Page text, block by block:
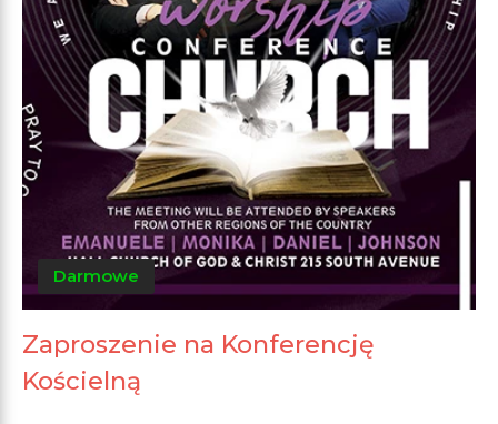
Darmowe
Zaproszenie na Konferencję
Kościelną